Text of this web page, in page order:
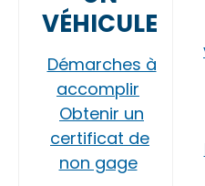
VÉHICULE
Démarches à
accomplir
Obtenir un
certificat de
non gage